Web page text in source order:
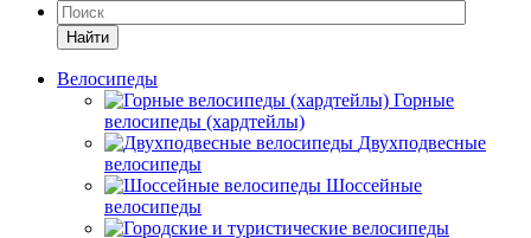
Найти
Велосипеды
Горные
велосипеды (хардтейлы)
Двухподвесные
велосипеды
Шоссейные
велосипеды